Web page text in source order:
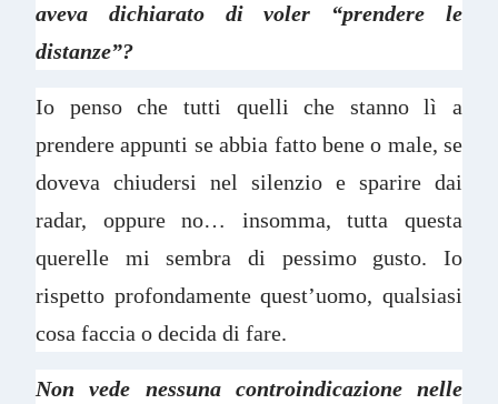
aveva dichiarato di voler “prendere le
distanze”?
Io penso che tutti quelli che stanno lì a
prendere appunti se abbia fatto bene o male, se
doveva chiudersi nel silenzio e sparire dai
radar, oppure no… insomma, tutta questa
querelle mi sembra di pessimo gusto. Io
rispetto profondamente quest’uomo, qualsiasi
cosa faccia o decida di fare.
Non vede nessuna controindicazione nelle